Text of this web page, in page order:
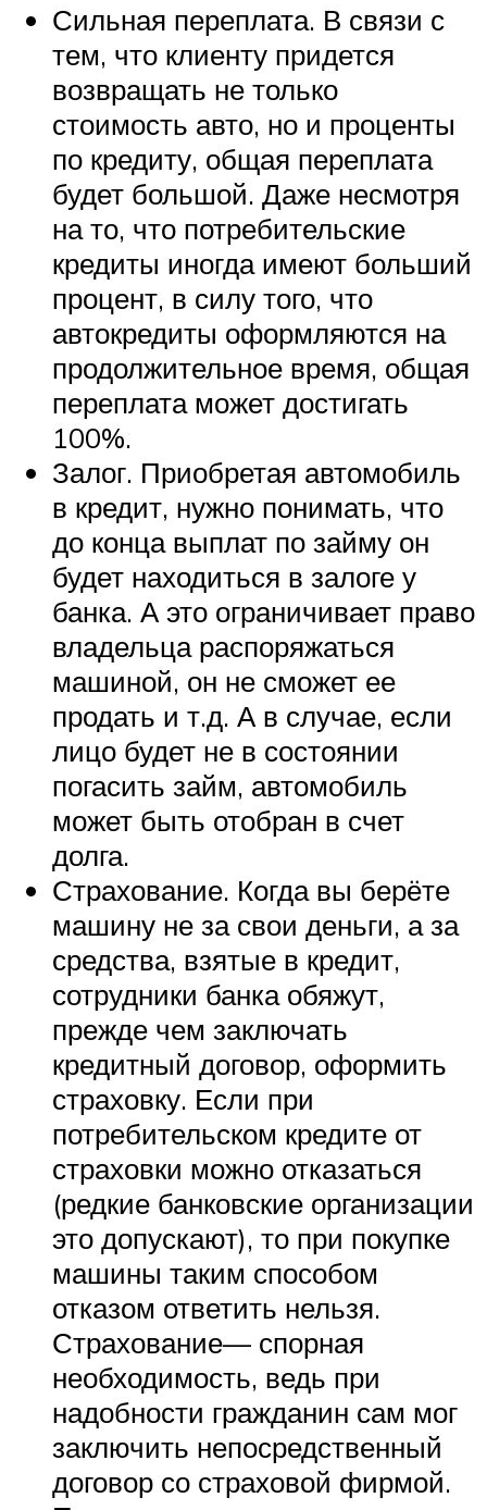
Сильная переплата. В связи с
тем, что клиенту придется
возвращать не только
стоимость авто, но и проценты
по кредиту, общая переплата
будет большой. Даже несмотря
на то, что потребительские
кредиты иногда имеют больший
процент, в силу того, что
автокредиты оформляются на
продолжительное время, общая
переплата может достигать
100%.
Залог. Приобретая автомобиль
в кредит, нужно понимать, что
до конца выплат по займу он
будет находиться в залоге у
банка. А это ограничивает право
владельца распоряжаться
машиной, он не сможет ее
продать и т.д. А в случае, если
лицо будет не в состоянии
погасить займ, автомобиль
может быть отобран в счет
долга.
Страхование. Когда вы берёте
машину не за свои деньги, а за
средства, взятые в кредит,
сотрудники банка обяжут,
прежде чем заключать
кредитный договор, оформить
страховку. Если при
потребительском кредите от
страховки можно отказаться
(редкие банковские организации
это допускают), то при покупке
машины таким способом
отказом ответить нельзя.
Страхование— спорная
необходимость, ведь при
надобности гражданин сам мог
заключить непосредственный
договор со страховой фирмой.